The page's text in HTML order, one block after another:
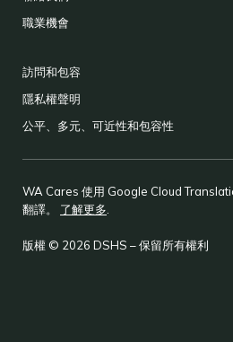
職業機會
訪問和包容
隱私權聲明
公平、多元、可近性和包容性
WA Cares 使用 Google Cloud
翻譯。 了解更多
版權 © 2026 DSHS – 保留所有權利